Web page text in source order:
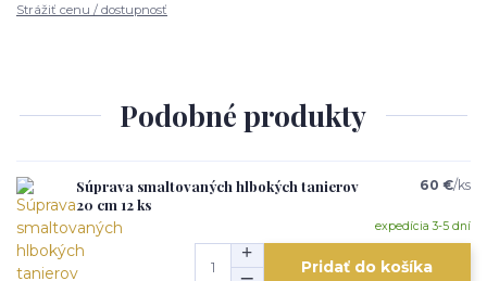
Strážiť cenu / dostupnosť
Podobné produkty
Súprava smaltovaných hlbokých tanierov
20 cm 12 ks
60 €/ks
expedícia 3-5 dní
Pridať do košíka